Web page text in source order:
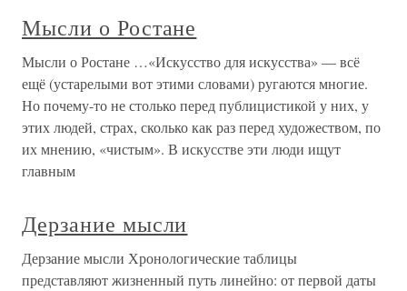
Мысли о Ростане
Мысли о Ростане …«Искусство для искусства» — всё
ещё (устарелыми вот этими словами) ругаются многие.
Но почему-то не столько перед публицистикой у них, у
этих людей, страх, сколько как раз перед художеством, по
их мнению, «чистым». В искусстве эти люди ищут
главным
Дерзание мысли
Дерзание мысли Хронологические таблицы
представляют жизненный путь линейно: от первой даты